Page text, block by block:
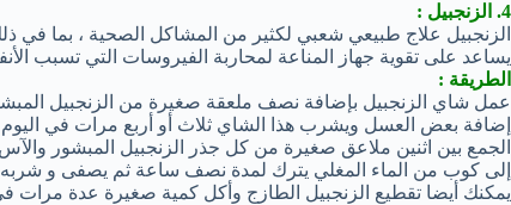
4. الزنجبيل :
الزنجبيل علاج طبيعي شعبي لكثير من المشاكل الصحية ، بما في
يساعد على تقوية جهاز المناعة لمحاربة الفيروسات التي تسبب
الطريقة :
عمل شاي الزنجبيل بإضافة نصف ملعقة صغيرة من الزنجبيل
إضافة بعض العسل ويشرب هذا الشاي ثلاث أو أربع مرات في
الجمع بين اثنين ملاعق صغيرة من كل جذر الزنجبيل المبشور
إلى كوب من الماء المغلي يترك لمدة نصف ساعة ثم يصفى و
يمكنك أيضا تقطيع الزنجبيل الطازج وأكل كمية صغيرة عدة مرات